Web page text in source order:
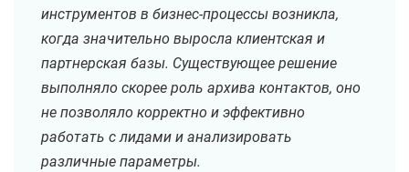
инструментов в бизнес-процессы возникла,
когда значительно выросла клиентская и
партнерская базы. Существующее решение
выполняло скорее роль архива контактов, оно
не позволяло корректно и эффективно
работать с лидами и анализировать
различные параметры.